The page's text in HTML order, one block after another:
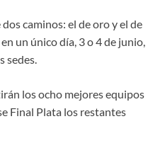
caminos: el de oro y el de
un único día, 3 o 4 de junio,
sedes.
los ocho mejores equipos
Final Plata los restantes